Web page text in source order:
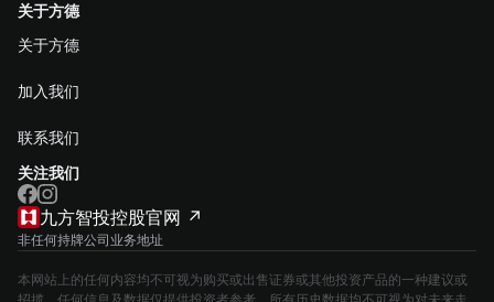
关于方德
关于方德
加入我们
联系我们
关注我们
九方智投控股官网 ↗
非任何持牌公司业务地址
本网站上的任何内容均不可视为购买或出售证券或其他投资产品的一种建议或